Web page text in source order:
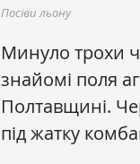
Посіви льону
Минуло трохи
знайомі поля
Полтавщині.
під жатку